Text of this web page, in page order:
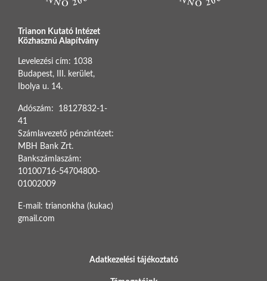
Trianon Kutató Intézet
Közhasznú Alapítvány
Levelezési cím: 1038
Budapest, III. kerület,
Ibolya u. 14.
Adószám: 18127832-1-
41
Számlavezető pénzintézet:
MBH Bank Zrt.
Bankszámlaszám:
10100716-54704800-
01002009
E-mail: trianonkha (kukac)
gmail.com
BOTTOM FOOTER MENU
Adatkezelési tájékoztató